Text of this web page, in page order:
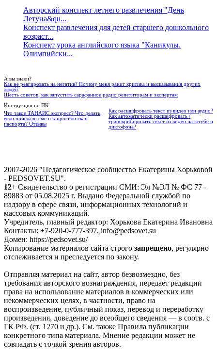
Авторский конспект летнего развлечения "День
Летуна&qu...
Конспект развлечения для детей старшего дошкольного
возраст...
Конспект урока английского языка "Каникулы.
Олимпийски...
А вы знали?
Как не реагировать на негатив? Почему меня ранит критика и высказывания других
людей
Шесть советов, как запустить сарафанное радио репетиторам и экспертам
Инструкции по ПК
Что такое ТАНАИС экспресс? Что делать,
если прислали смс и запросили скан
паспорта? Отзывы
Как расшифровать текст из видео или аудио?
Как автоматически расшифровать /
транскрибировать текст из видео на ютубе и
диктофона?
2007-2026 "Педагогическое сообщество Екатерины Хорьковой
- PEDSOVET.SU".
12+ Свидетельство о регистрации СМИ: Эл №ЭЛ № ФС 77 -
89883 от 05.08.2025 г. Выдано Федеральной службой по
надзору в сфере связи, информационных технологий и
массовых коммуникаций.
Учредитель, главный редактор: Хорькова Екатерина Ивановна
Контакты: +7-920-0-777-397, info@pedsovet.su
Домен: https://pedsovet.su/
Копирование материалов сайта строго запрещено, регулярно
отслеживается и преследуется по закону.
Отправляя материал на сайт, автор безвозмездно, без
требования авторского вознаграждения, передает редакции
права на использование материалов в коммерческих или
некоммерческих целях, в частности, право на
воспроизведение, публичный показ, перевод и переработку
произведения, доведение до всеобщего сведения — в соотв. с
ГК РФ. (ст. 1270 и др.). См. также Правила публикации
конкретного типа материала. Мнение редакции может не
совпадать с точкой зрения авторов.